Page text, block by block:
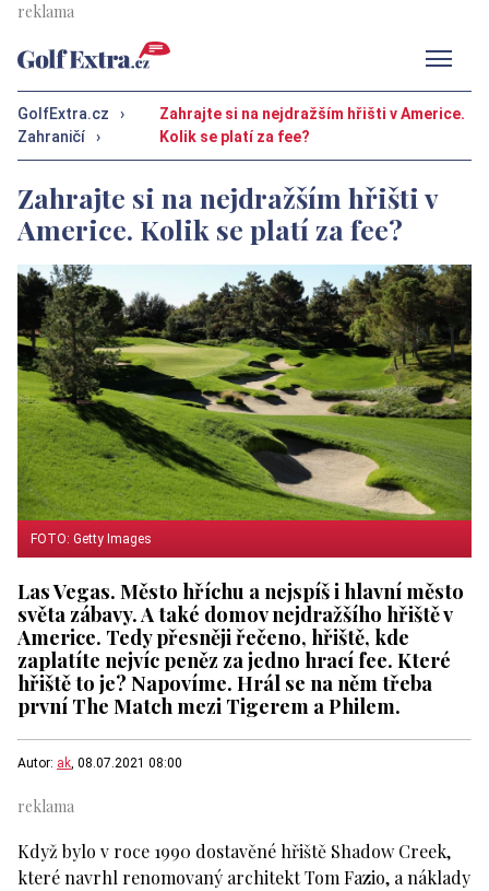
GolfExtra.cz
›
Zahraničí
›
Zahrajte si na nejdražším hřišti v Americe.
Kolik se platí za fee?
Zahrajte si na nejdražším hřišti v
Americe. Kolik se platí za fee?
FOTO: Getty Images
Las Vegas. Město hříchu a nejspíš i hlavní město
světa zábavy. A také domov nejdražšího hřiště v
Americe. Tedy přesněji řečeno, hřiště, kde
zaplatíte nejvíc peněz za jedno hrací fee. Které
hřiště to je? Napovíme. Hrál se na něm třeba
první The Match mezi Tigerem a Philem.
Autor: ak, 08.07.2021 08:00
Když bylo v roce 1990 dostavěné hřiště Shadow Creek,
které navrhl renomovaný architekt Tom Fazio, a náklady